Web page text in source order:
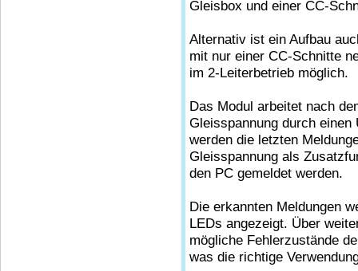
Gleisbox und einer CC-
Alternativ ist ein Aufbau
mit nur einer CC-Schnitte
im 2-Leiterbetrieb möglich.
Das Modul arbeitet nach
Gleisspannung durch
werden die letzten
Gleisspannung als
den PC gemeldet werden.
Die erkannten Meldungen
LEDs angezeigt. Über
mögliche Fehlerzustände
was die richtige